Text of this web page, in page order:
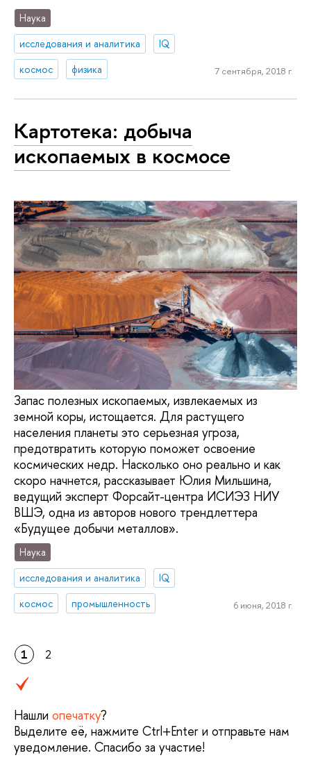
Наука
исследования и аналитика
IQ
космос
физика 7 сентября, 2018 г.
Картотека: добыча
ископаемых в космосе
Запас полезных ископаемых, извлекаемых из
земной коры, истощается. Для растущего
населения планеты это серьезная угроза,
предотвратить которую поможет освоение
космических недр. Насколько оно реально и как
скоро начнется, рассказывает Юлия Мильшина,
ведущий эксперт Форсайт-центра ИСИЭЗ НИУ
ВШЭ, одна из авторов нового трендлеттера
«Будущее добычи металлов».
Наука
исследования и аналитика
IQ
космос
промышленность 6 июня, 2018 г.
1 2
Нашли опечатку?
Выделите её, нажмите Ctrl+Enter и отправьте нам
уведомление. Спасибо за участие!